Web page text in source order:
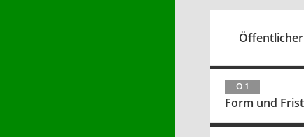
Öffentlicher
Ö 1
Form und